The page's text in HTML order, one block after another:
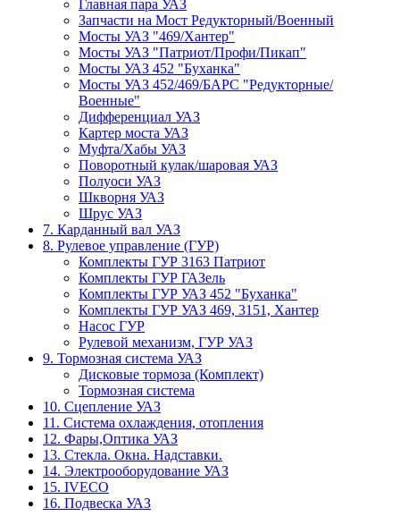
Главная пара УАЗ
Запчасти на Мост Редукторный/Военный
Мосты УАЗ "469/Хантер"
Мосты УАЗ "Патриот/Профи/Пикап"
Мосты УАЗ 452 "Буханка"
Мосты УАЗ 452/469/БАРС "Редукторные/
Военные"
Дифференциал УАЗ
Картер моста УАЗ
Муфта/Хабы УАЗ
Поворотный кулак/шаровая УАЗ
Полуоси УАЗ
Шкворня УАЗ
Шрус УАЗ
7. Карданный вал УАЗ
8. Рулевое управление (ГУР)
Комплекты ГУР 3163 Патриот
Комплекты ГУР ГАЗель
Комплекты ГУР УАЗ 452 "Буханка"
Комплекты ГУР УАЗ 469, 3151, Хантер
Насос ГУР
Рулевой механизм, ГУР УАЗ
9. Тормозная система УАЗ
Дисковые тормоза (Комплект)
Тормозная система
10. Сцепление УАЗ
11. Система охлаждения, отопления
12. Фары,Оптика УАЗ
13. Стекла. Окна. Надставки.
14. Электрооборудование УАЗ
15. IVECO
16. Подвеска УАЗ